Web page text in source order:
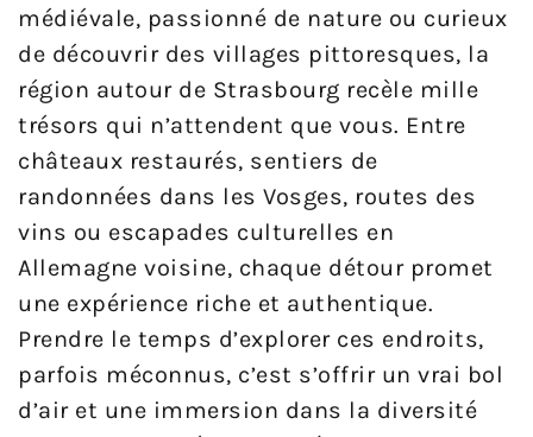
médiévale, passionné de nature ou curieux
de découvrir des villages pittoresques, la
région autour de Strasbourg recèle mille
trésors qui n’attendent que vous. Entre
châteaux restaurés, sentiers de
randonnées dans les Vosges, routes des
vins ou escapades culturelles en
Allemagne voisine, chaque détour promet
une expérience riche et authentique.
Prendre le temps d’explorer ces endroits,
parfois méconnus, c’est s’offrir un vrai bol
d’air et une immersion dans la diversité